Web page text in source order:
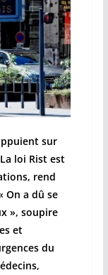
sur
loi Rist est
rend
On a dû se
», soupire
et
du